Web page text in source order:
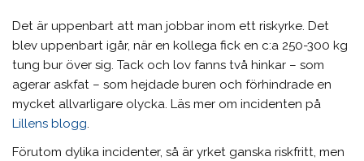
Det är uppenbart att man jobbar inom ett riskyrke. Det
blev uppenbart igår, när en kollega fick en c:a 250-300 kg
tung bur över sig. Tack och lov fanns två hinkar – som
agerar askfat – som hejdade buren och förhindrade en
mycket allvarligare olycka. Läs mer om incidenten på
Lillens blogg.
Förutom dylika incidenter, så är yrket ganska riskfritt, men